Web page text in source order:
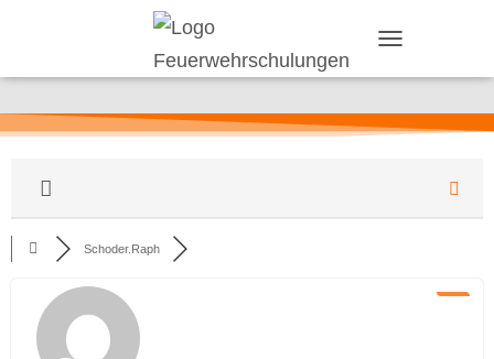
O
G
L
V
Schoder.Raph